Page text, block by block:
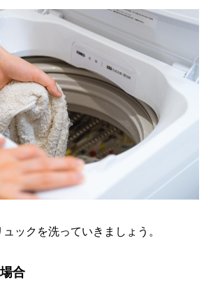
ックを洗っていきましょう。
合